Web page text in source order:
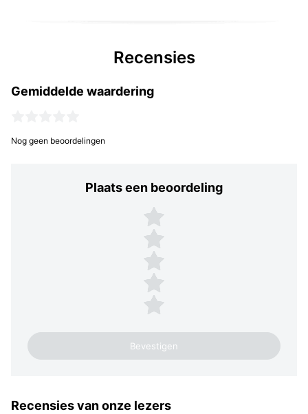
Recensies
Gemiddelde waardering
Nog geen beoordelingen
Plaats een beoordeling
Plaats een beoordeling
5 sterren
4 sterren
3 sterren
2 sterren
1 ster
Recensies van onze lezers